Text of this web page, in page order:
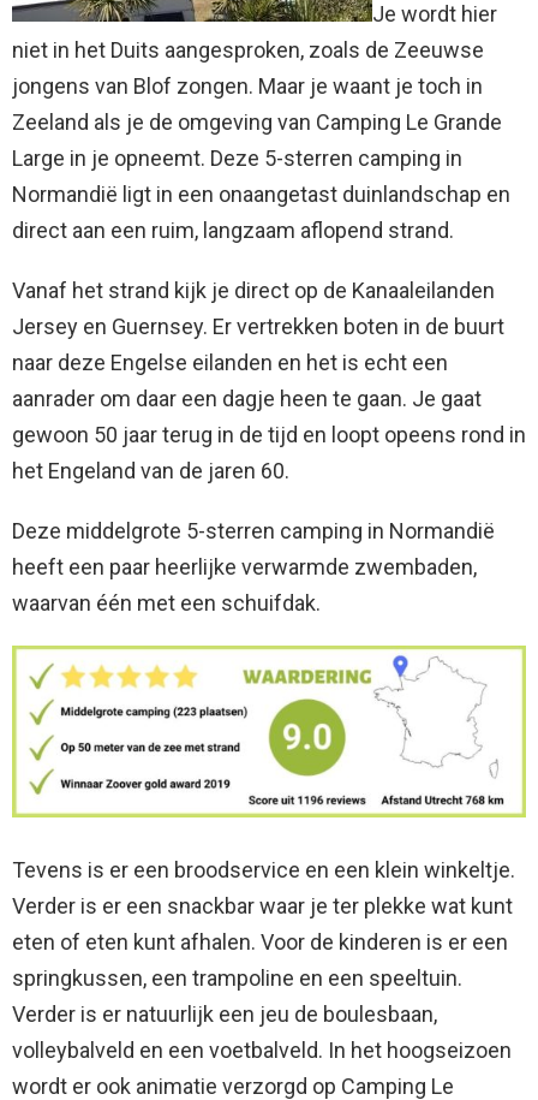
Je wordt hier
niet in het Duits aangesproken, zoals de Zeeuwse
jongens van Blof zongen. Maar je waant je toch in
Zeeland als je de omgeving van Camping Le Grande
Large in je opneemt. Deze 5-sterren camping in
Normandië ligt in een onaangetast duinlandschap en
direct aan een ruim, langzaam aflopend strand.
Vanaf het strand kijk je direct op de Kanaaleilanden
Jersey en Guernsey. Er vertrekken boten in de buurt
naar deze Engelse eilanden en het is echt een
aanrader om daar een dagje heen te gaan. Je gaat
gewoon 50 jaar terug in de tijd en loopt opeens rond in
het Engeland van de jaren 60.
Deze middelgrote 5-sterren camping in Normandië
heeft een paar heerlijke verwarmde zwembaden,
waarvan één met een schuifdak.
Tevens is er een broodservice en een klein winkeltje.
Verder is er een snackbar waar je ter plekke wat kunt
eten of eten kunt afhalen. Voor de kinderen is er een
springkussen, een trampoline en een speeltuin.
Verder is er natuurlijk een jeu de boulesbaan,
volleybalveld en een voetbalveld. In het hoogseizoen
wordt er ook animatie verzorgd op Camping Le